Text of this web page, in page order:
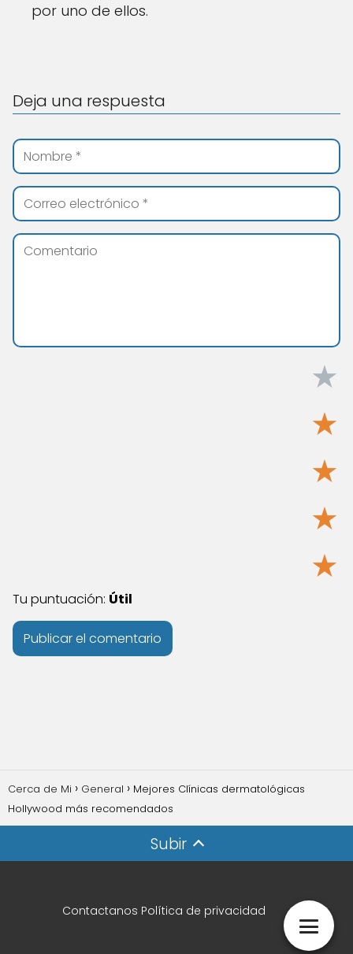
por uno de ellos.
Deja una respuesta
★
★
★
★
★
Tu puntuación: Útil
Cerca de Mi General
Mejores Clínicas dermatológicas
Hollywood más recomendados
Subir
Contactanos Política de privacidad